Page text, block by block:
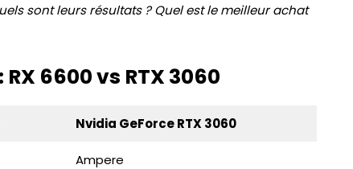
sont leurs résultats ? Quel est le meilleur achat
6600 vs RTX 3060
Nvidia GeForce RTX 3060
Ampere